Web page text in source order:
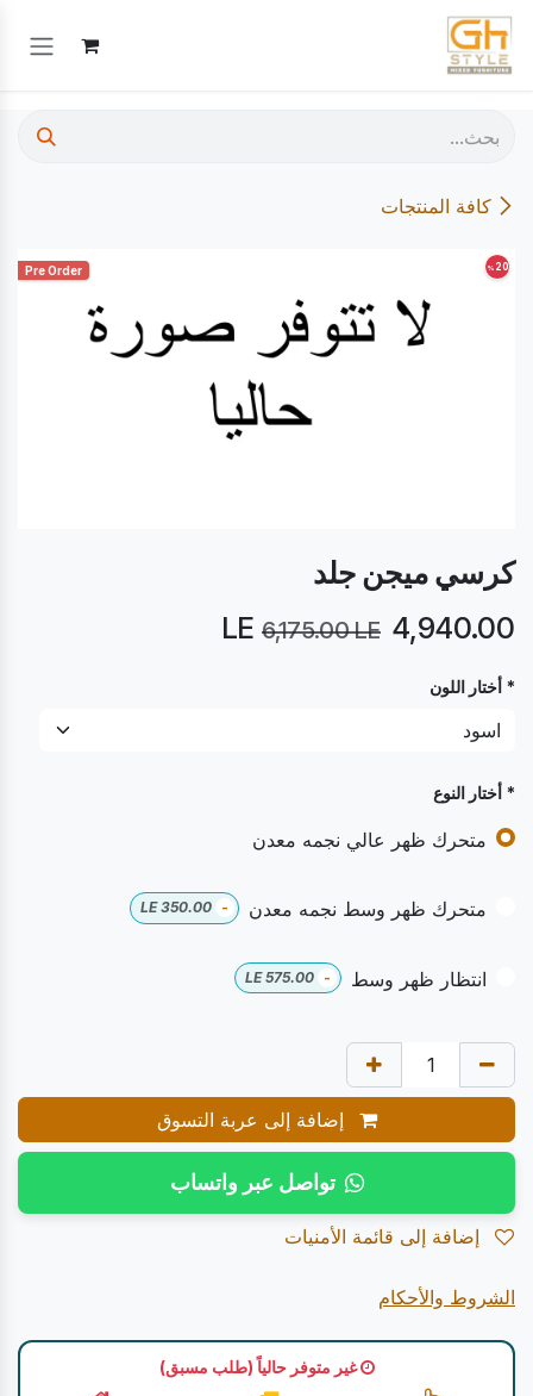
تخطي للذهاب إلى المحتوى
كافة المنتجات
Pre Order 20
%
كرسي ميجن جلد
4,940.00
6,175.00LE
* أختار اللون
* أختار النوع
متحرك ظهر عالي نجمه معدن
متحرك ظهر وسط نجمه معدن -
350.00
LE
انتظار ظهر وسط -
575.00
LE
إضافة إلى عربة التسوق
تواصل عبر واتساب
الشروط والأحكام
غير متوفر حالياً (طلب مسبق)